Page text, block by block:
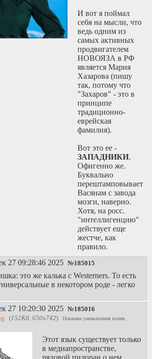
И вот я поймал
себя на мысли, что
ведь одним из
самых активных
продвигателем
НОВОЯЗА в РФ
является Мария
Хазарова (пишу
так, потому что
"Захаров" - это в
принципе
традиционно-
еврейская
фамилия).
Вот это ее -
ЗАПАДНИКИ.
Офигенно же.
Буквально
перештамповывает
Васянам с завода
мозги, наверно.
Хотя, на росс.
"интеллигенцию"
действует еще
жестче, как
правило.
27 09:28:46 2025 №185015
это же калька с Westerners. То есть
в некотором роде - легко
27 10:20:30 2025 №185016
(152Кб, 650x742)
Показана уменьшенная копия,
Этот язык существует только
в медиапространстве,
рядовой пидоран о нем